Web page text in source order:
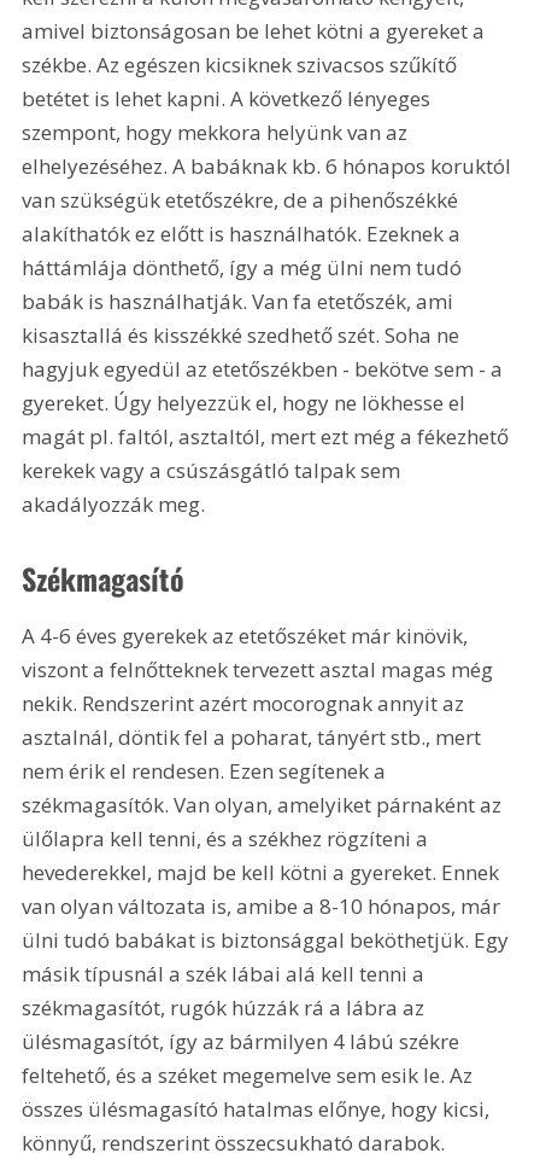
amivel biztonságosan be lehet kötni a gyereket a
székbe. Az egészen kicsiknek szivacsos szűkítő
betétet is lehet kapni. A következő lényeges
szempont, hogy mekkora helyünk van az
elhelyezéséhez. A babáknak kb. 6 hónapos koruktól
van szükségük etetőszékre, de a pihenőszékké
alakíthatók ez előtt is használhatók. Ezeknek a
háttámlája dönthető, így a még ülni nem tudó
babák is használhatják. Van fa etetőszék, ami
kisasztallá és kisszékké szedhető szét. Soha ne
hagyjuk egyedül az etetőszékben - bekötve sem - a
gyereket. Úgy helyezzük el, hogy ne lökhesse el
magát pl. faltól, asztaltól, mert ezt még a fékezhető
kerekek vagy a csúszásgátló talpak sem
akadályozzák meg.
Székmagasító
A 4-6 éves gyerekek az etetőszéket már kinövik,
viszont a felnőtteknek tervezett asztal magas még
nekik. Rendszerint azért mocorognak annyit az
asztalnál, döntik fel a poharat, tányért stb., mert
nem érik el rendesen. Ezen segítenek a
székmagasítók. Van olyan, amelyiket párnaként az
ülőlapra kell tenni, és a székhez rögzíteni a
hevederekkel, majd be kell kötni a gyereket. Ennek
van olyan változata is, amibe a 8-10 hónapos, már
ülni tudó babákat is biztonsággal beköthetjük. Egy
másik típusnál a szék lábai alá kell tenni a
székmagasítót, rugók húzzák rá a lábra az
ülésmagasítót, így az bármilyen 4 lábú székre
feltehető, és a széket megemelve sem esik le. Az
összes ülésmagasító hatalmas előnye, hogy kicsi,
könnyű, rendszerint összecsukható darabok.